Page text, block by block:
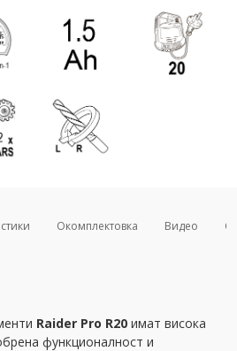
Окомплектовка Видео
Raider Pro R20 имат висока
функционалност и